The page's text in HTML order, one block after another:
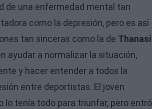
de una enfermedad mental tan
como la depresión, pero es así
tan sinceras como la de Thanasi
ayudar a normalizar la situación,
y hacer entender a todos la
entre deportistas. El joven
lo tenía todo para triunfar, pero entró